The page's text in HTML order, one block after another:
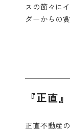
スの節々に
ダーからの
『正直
正直不動産